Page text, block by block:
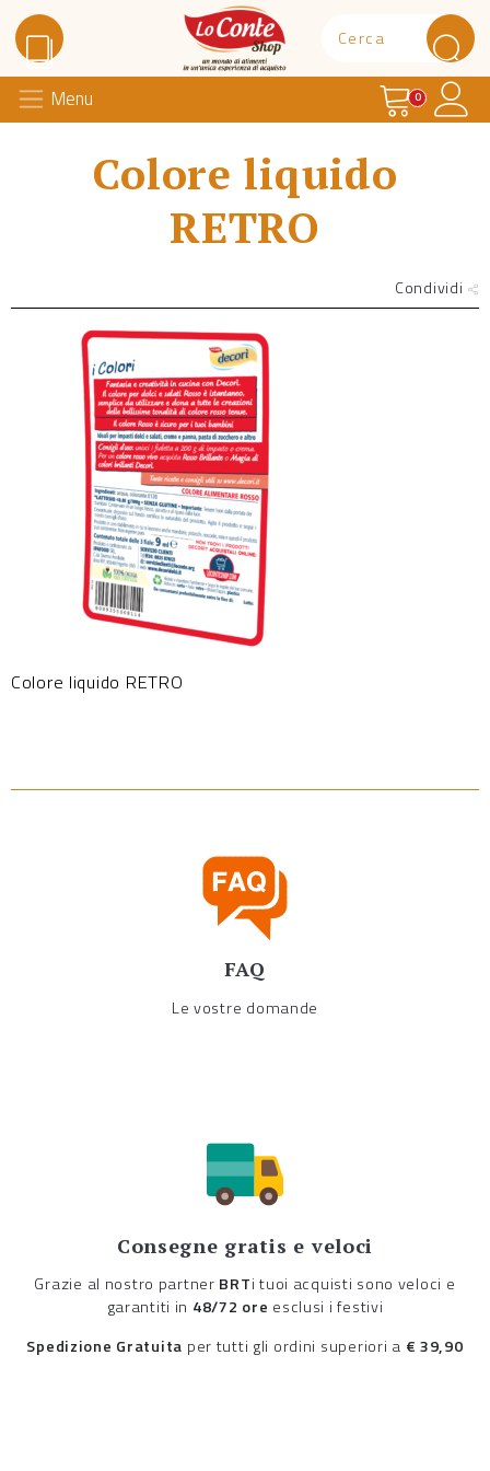
Lo Conte Shop
Menu Carrello
0
Colore liquido
RETRO
Condividi
Colore liquido RETRO
FAQ
Le vostre domande
Consegne gratis e veloci
Grazie al nostro partner BRTi tuoi acquisti sono veloci e
garantiti in 48/72 ore esclusi i festivi
Spedizione Gratuita per tutti gli ordini superiori a € 39,90